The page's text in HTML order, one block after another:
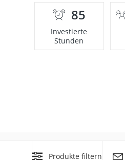
85
Investierte
Stunden
Produkte filtern